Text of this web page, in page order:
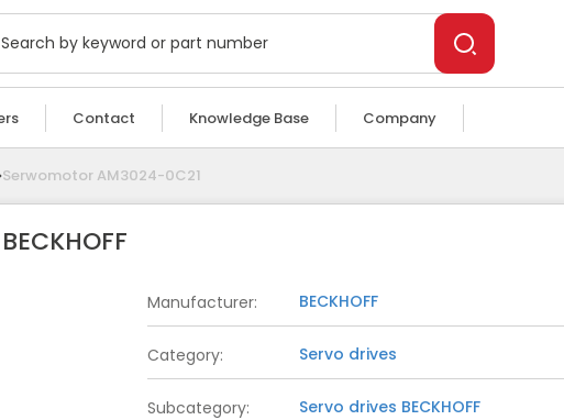
Contact Knowledge Base Company
Serwomotor AM3024-0C21
Manufacturer: BECKHOFF
Category: Servo drives
Subcategory: Servo drives BECKHOFF